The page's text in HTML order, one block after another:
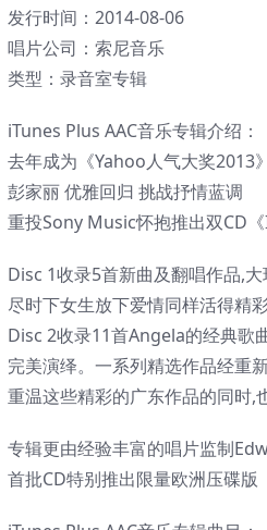
发行时间：2014-08-06
唱片公司：索尼音乐
类型：录音室专辑
iTunes Plus AAC音乐专辑介绍：
去年成为《Yahoo人气大奖2013
彭家丽 优雅回归 挑战抒情蓝调
重投Sony Music怀抱推出双CD
Disc 1收录5首新曲及翻唱作品,
尽时下女生放下爱情同样活得精
Disc 2收录11首Angela的经典歌
完美演绎。一系列精选作品经重
重温这些精彩的广东作品的同时,
专辑更由经验丰富的唱片监制
首批CD特别推出限量欧洲压碟版